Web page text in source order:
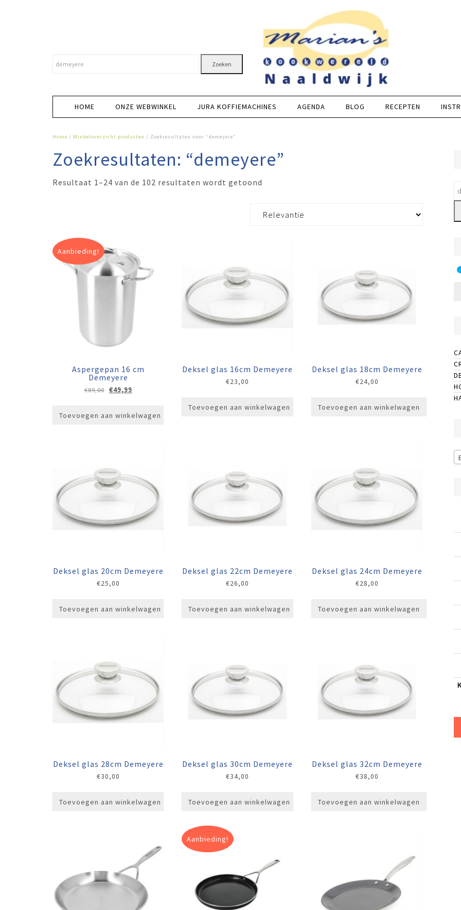
Zoeken
HOME ONZE WEBWINKEL JURA KOFFIEMACHINES AGENDA BLOG RECEPTEN
Home / Winkeloverzicht producten / Zoekresultaten voor “demeyere”
Zoekresultaten: “demeyere”
Resultaat 1–24 van de 102 resultaten wordt getoond
Aanbieding!
Aspergepan 16 cm
Demeyere
€89,00
Oorspronkelijke
€89,00.
€49,99Huidige
€49,99.
Toevoegen aan winkelwagen
Deksel glas 16cm Demeyere
€23,00
Toevoegen aan winkelwagen
Deksel glas 18cm Demeyere
€24,00
Toevoegen aan winkelwagen
Deksel glas 20cm Demeyere
€25,00
Toevoegen aan winkelwagen
Deksel glas 22cm Demeyere
€26,00
Toevoegen aan winkelwagen
Deksel glas 24cm Demeyere
€28,00
Toevoegen aan winkelwagen
Deksel glas 28cm Demeyere
€30,00
Toevoegen aan winkelwagen
Deksel glas 30cm Demeyere
€34,00
Toevoegen aan winkelwagen
Deksel glas 32cm Demeyere
€38,00
Toevoegen aan winkelwagen
Aanbieding!